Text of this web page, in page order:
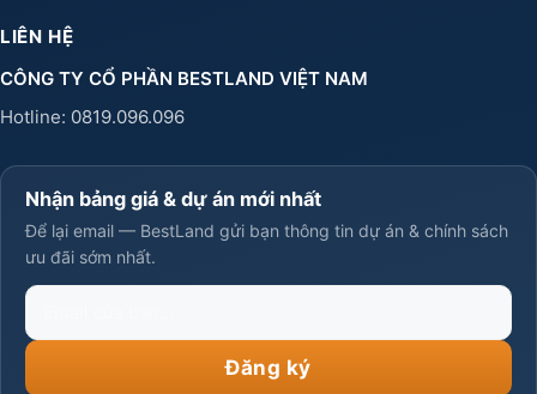
LIÊN HỆ
CÔNG TY CỔ PHẦN BESTLAND VIỆT NAM
Hotline: 0819.096.096
Nhận bảng giá & dự án mới nhất
Để lại email — BestLand gửi bạn thông tin dự án & chính sách
ưu đãi sớm nhất.
Email
bạn
Đăng ký